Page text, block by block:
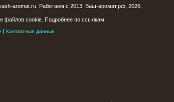
aromat.ru. Работаем с 2013. Ваш-аромат.рф, 2026.
файлов cookie. Подробнее по ссылкам:
| Контактные данные